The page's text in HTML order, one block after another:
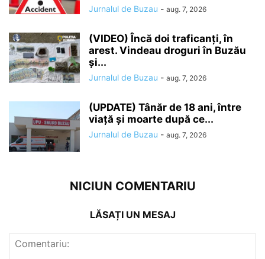
Jurnalul de Buzau - aug. 7, 2026
(VIDEO) Încă doi traficanți, în
arest. Vindeau droguri în Buzău
și...
Jurnalul de Buzau - aug. 7, 2026
(UPDATE) Tânăr de 18 ani, între
viață și moarte după ce...
Jurnalul de Buzau - aug. 7, 2026
NICIUN COMENTARIU
LĂSAȚI UN MESAJ